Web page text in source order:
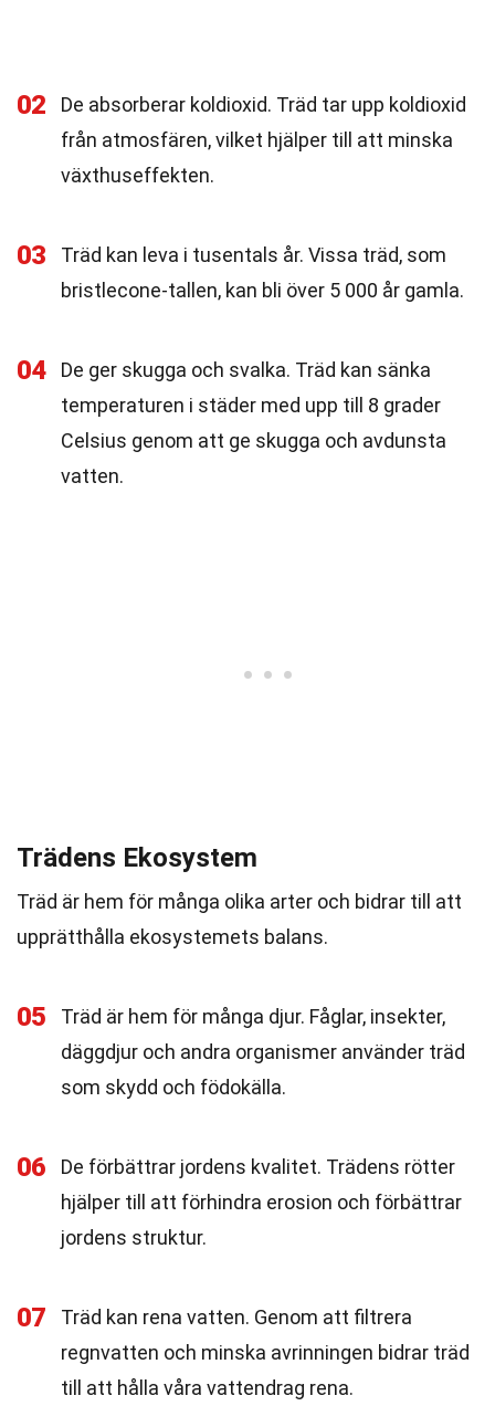
02
De absorberar koldioxid. Träd tar upp koldioxid
från atmosfären, vilket hjälper till att minska
växthuseffekten.
03
Träd kan leva i tusentals år. Vissa träd, som
bristlecone-tallen, kan bli över 5 000 år gamla.
04
De ger skugga och svalka. Träd kan sänka
temperaturen i städer med upp till 8 grader
Celsius genom att ge skugga och avdunsta
vatten.
Trädens Ekosystem
Träd är hem för många olika arter och bidrar till att
upprätthålla ekosystemets balans.
05
Träd är hem för många djur. Fåglar, insekter,
däggdjur och andra organismer använder träd
som skydd och födokälla.
06
De förbättrar jordens kvalitet. Trädens rötter
hjälper till att förhindra erosion och förbättrar
jordens struktur.
07
Träd kan rena vatten. Genom att filtrera
regnvatten och minska avrinningen bidrar träd
till att hålla våra vattendrag rena.